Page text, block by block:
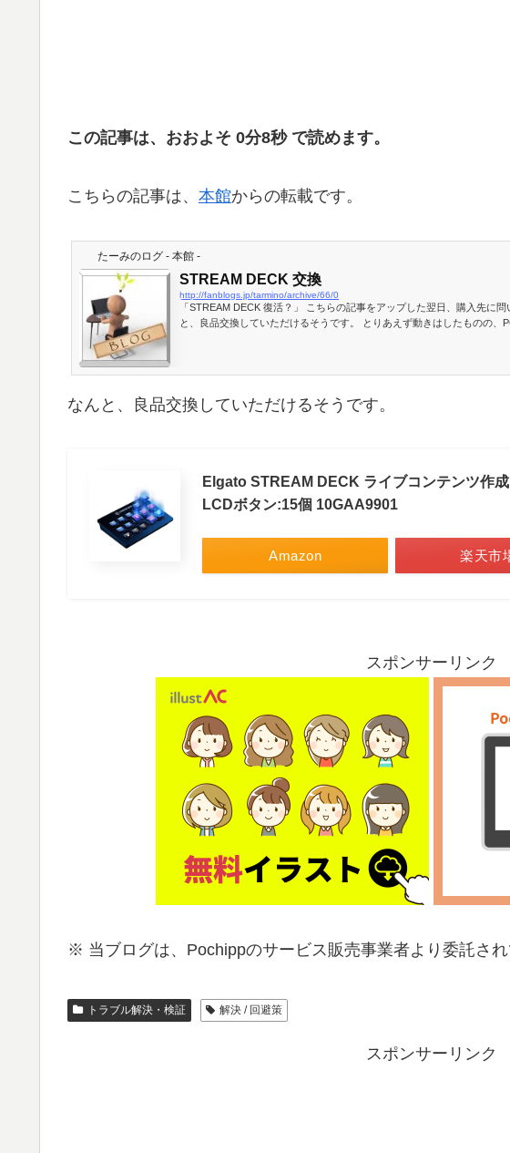
この記事は、おおよそ 0分8秒 で読めます。
こちらの記事は、 本館からの転載です。
たーみのログ - 本館 -
STREAM DECK 交換
http://fanblogs.jp/tarmino/archive/66/0
「STREAM DECK 復活？」 こちらの記事をアップした翌日、購入先に
と、良品交換していただけるそうです。 とりあえず動きはしたものの、PC直挿しではNGでハブ経由だとOKは変ですからね、せっ
なんと、良品交換していただけるそうです。
Elgato STREAM DECK ライブコンテンツ作
LCDボタン:15個 10GAA9901
Amazon 楽天市
スポンサーリンク
※ 当ブログは、Pochippのサービス販売事業者より委託さ
トラブル解決・検証 解決 / 回避策
スポンサーリンク